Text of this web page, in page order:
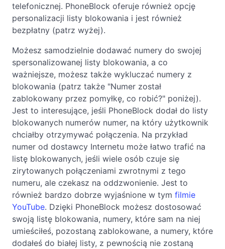
telefonicznej. PhoneBlock oferuje również opcję
personalizacji listy blokowania i jest również
bezpłatny (patrz wyżej).
Możesz samodzielnie dodawać numery do swojej
spersonalizowanej listy blokowania, a co
ważniejsze, możesz także wykluczać numery z
blokowania (patrz także "Numer został
zablokowany przez pomyłkę, co robić?" poniżej).
Jest to interesujące, jeśli PhoneBlock dodał do listy
blokowanych numerów numer, na który użytkownik
chciałby otrzymywać połączenia. Na przykład
numer od dostawcy Internetu może łatwo trafić na
listę blokowanych, jeśli wiele osób czuje się
zirytowanych połączeniami zwrotnymi z tego
numeru, ale czekasz na oddzwonienie. Jest to
również bardzo dobrze wyjaśnione w tym filmie
YouTube. Dzięki PhoneBlock możesz dostosować
swoją listę blokowania, numery, które sam na niej
umieściłeś, pozostaną zablokowane, a numery, które
dodałeś do białej listy, z pewnością nie zostaną